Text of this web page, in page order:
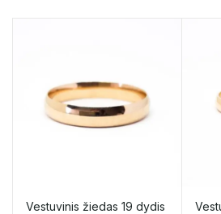
Vestuvinis žiedas 19 dydis